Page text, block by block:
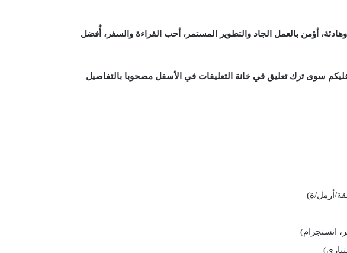
أؤمن بالعمل الجاد والتطوير المستمر، أحب القراءة والسفر، أُفضل
سوى ترك تعليق في خانة التعليقات في الأسفل مصحوبا بالتفاصيل
أرمل/ة)
انستجرام)